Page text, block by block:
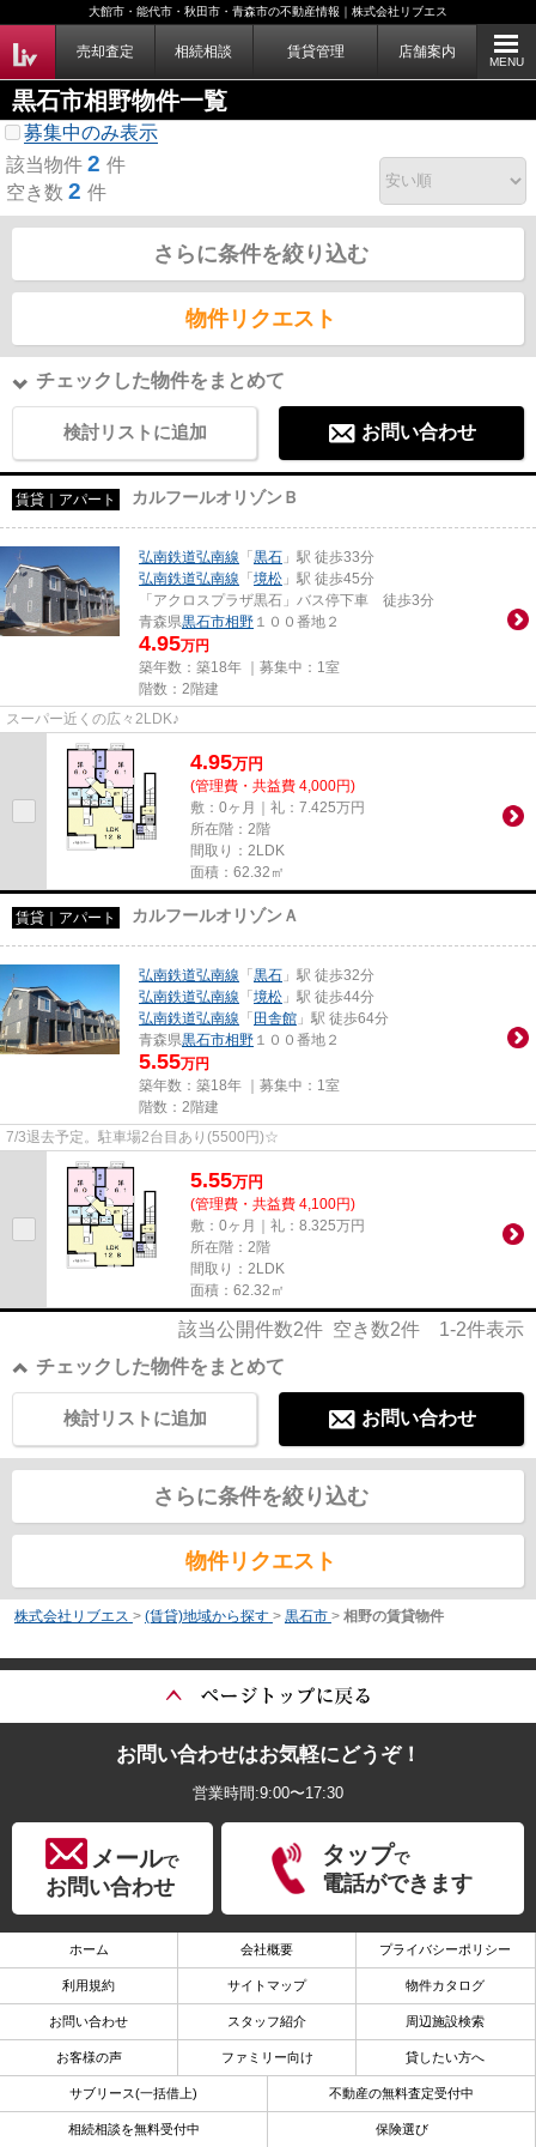
大館市・能代市・秋田市・青森市の不動産情報｜株式会社リブエス
売却査定 相続相談 賃貸管理 店舗案内
MENU
黒石市相野物件一覧
募集中のみ表示
該当物件 2 件
空き数 2 件
さらに条件を絞り込む
物件リクエスト
チェックした物件をまとめて
検討リストに追加 お問い合わせ
賃貸｜アパート カルフールオリゾンＢ
弘南鉄道弘南線 「 黒石 」駅 徒歩33分
弘南鉄道弘南線 「 境松 」駅 徒歩45分
「アクロスプラザ黒石」バス停下車 徒歩3分
青森県黒石市相野 １００番地２
4.95万円
築年数：築18年 ｜募集中： 1室
階数：2階建
スーパー近くの広々2LDK♪
4.95万円
(管理費・共益費 4,000円)
敷：0ヶ月｜礼：7.425万円
所在階：2階
間取り：2LDK
面積：62.32㎡
賃貸｜アパート カルフールオリゾンＡ
弘南鉄道弘南線 「 黒石 」駅 徒歩32分
弘南鉄道弘南線 「 境松 」駅 徒歩44分
弘南鉄道弘南線 「 田舎館 」駅 徒歩64分
青森県黒石市相野 １００番地２
5.55万円
築年数：築18年 ｜募集中： 1室
階数：2階建
7/3退去予定。駐車場2台目あり(5500円)☆
5.55万円
(管理費・共益費 4,100円)
敷：0ヶ月｜礼：8.325万円
所在階：2階
間取り：2LDK
面積：62.32㎡
該当公開件数2件 空き数2件 1-2件表示
チェックした物件をまとめて
お問い合わせ
検討リストに追加
さらに条件を絞り込む
物件リクエスト
株式会社リブエス > (賃貸)地域から探す > 黒石市 > 相野の賃貸物件
お問い合わせはお気軽にどうぞ！
営業時間:9:00〜17:30
メールで
お問い合わせ
タップで
電話ができます
ホーム 会社概要 プライバシーポリシー
利用規約 サイトマップ 物件カタログ
お問い合わせ スタッフ紹介 周辺施設検索
お客様の声 ファミリー向け 貸したい方へ
サブリース(一括借上) 不動産の無料査定受付中
相続相談を無料受付中 保険選び